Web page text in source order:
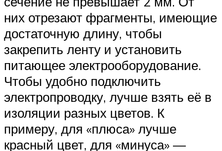
них отрезают фрагменты, имеющие
достаточную длину, чтобы
закрепить ленту и установить
питающее электрооборудование.
Чтобы удобно подключить
электропроводку, лучше взять её в
изоляции разных цветов. К
примеру, для «плюса» лучше
красный цвет, для «минуса» —